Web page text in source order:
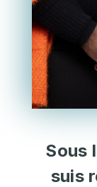
Sous
suis